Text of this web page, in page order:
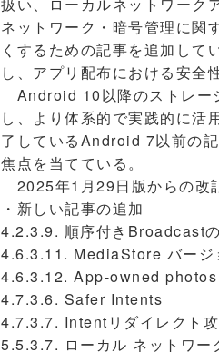
ネットワーク・暗号管理に関
くするための記事を追加し
し、アプリ配布における安全
Android 10以降のストレー
し、より体系的で実践的に活
了しているAndroid 7以前の
焦点を当てている。
2025年1月29日版からの改
・新しい記事の追加
4.2.3.9. 順序付きBroadcast
4.6.3.11. MediaStore バージ
4.6.3.12. App-owned photos
4.7.3.6. Safer Intents
4.7.3.7. Intentリダイレクト
5.5.3.7. ローカル ネットワー